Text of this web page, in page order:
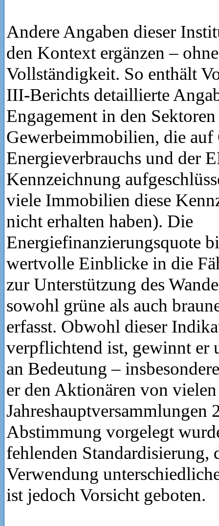
Andere Angaben dieser
den Kontext ergänzen –
Vollständigkeit. So enthält
III-Berichts detaillierte
Engagement in den
Gewerbeimmobilien, die auf
Energieverbrauchs und der
Kennzeichnung
viele Immobilien diese
nicht erhalten haben). Die
Energiefinanzierungsquote
wertvolle Einblicke in die
zur Unterstützung des
sowohl grüne als auch
erfasst. Obwohl dieser
verpflichtend ist, gewinnt er
an Bedeutung –
er den Aktionären von
Jahreshauptversammlungen
Abstimmung vorgelegt
fehlenden Standardisierung,
Verwendung
ist jedoch Vorsicht geboten.